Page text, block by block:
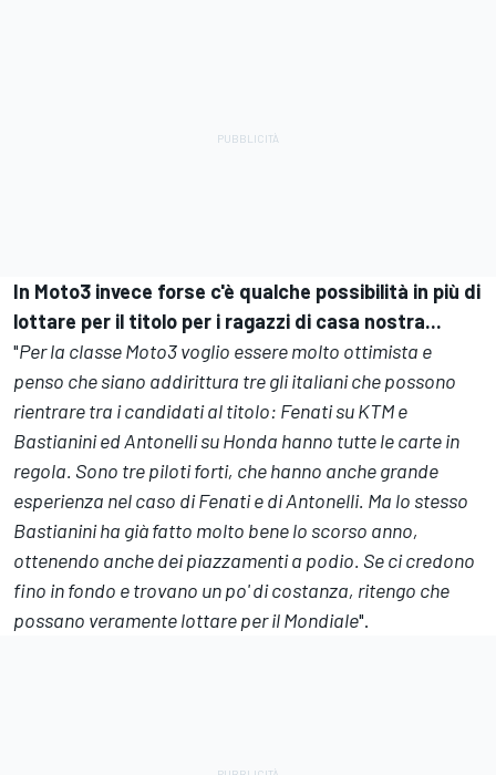
In Moto3 invece forse c'è qualche possibilità in più di
lottare per il titolo per i ragazzi di casa nostra...
"Per la classe Moto3 voglio essere molto ottimista e
penso che siano addirittura tre gli italiani che possono
rientrare tra i candidati al titolo: Fenati su KTM e
Bastianini ed Antonelli su Honda hanno tutte le carte in
regola. Sono tre piloti forti, che hanno anche grande
esperienza nel caso di Fenati e di Antonelli. Ma lo stesso
Bastianini ha già fatto molto bene lo scorso anno,
ottenendo anche dei piazzamenti a podio. Se ci credono
fino in fondo e trovano un po' di costanza, ritengo che
possano veramente lottare per il Mondiale".